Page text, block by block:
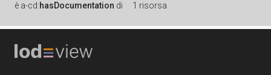
è a-cd:hasDocumentation di 1 risorsa